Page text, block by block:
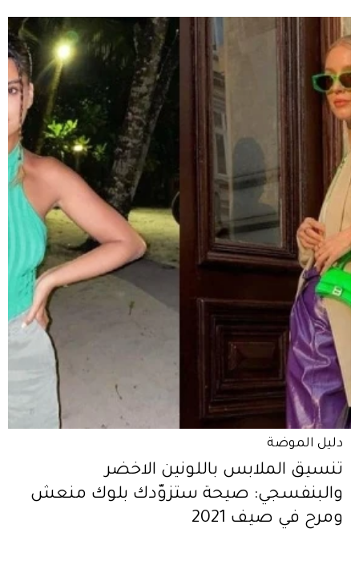
دليل الموضة
تنسيق الملابس باللونين الاخضر
والبنفسجي: صيحة ستزوّدك بلوك منعش
ومرح في صيف 2021